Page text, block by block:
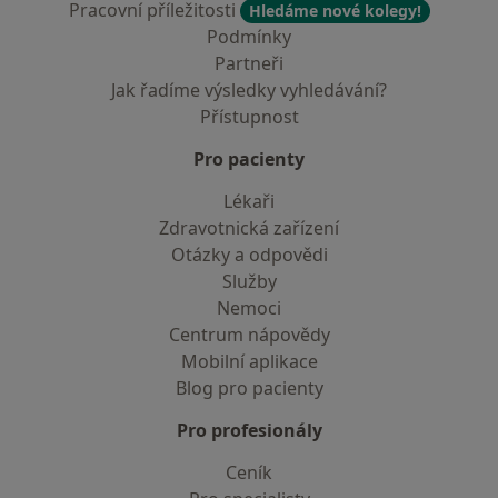
Pracovní příležitosti Hledáme nové kolegy!
Podmínky
Partneři
Jak řadíme výsledky vyhledávání?
Přístupnost
Pro pacienty
Lékaři
Zdravotnická zařízení
Otázky a odpovědi
Služby
Nemoci
Centrum nápovědy
Mobilní aplikace
Blog pro pacienty
Pro profesionály
Ceník